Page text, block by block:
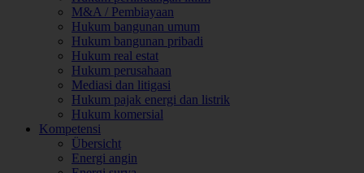
M&A / Pembiayaan
Hukum bangunan umum
Hukum bangunan pribadi
Hukum real estat
Hukum perusahaan
Mediasi dan litigasi
Hukum pajak energi dan listrik
Hukum komersial
Kompetensi
Übersicht
Energi angin